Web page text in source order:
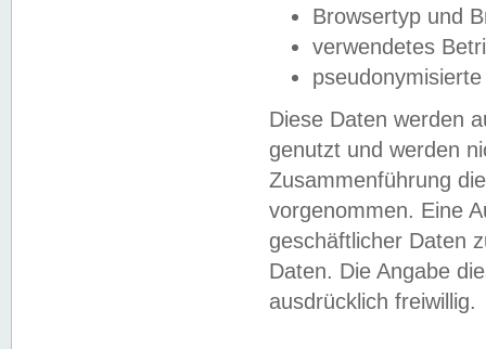
Browsertyp und
verwendetes
Diese Daten werden
genutzt und werden
Zusammenführung
vorgenommen. Eine
geschäftlicher Daten
Daten. Die Angabe
ausdrücklich freiwillig.